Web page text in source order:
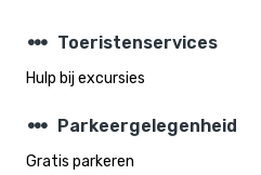
steppers Toeristenservices
Hulp bij excursies
steppers Parkeergelegenheid
Gratis parkeren